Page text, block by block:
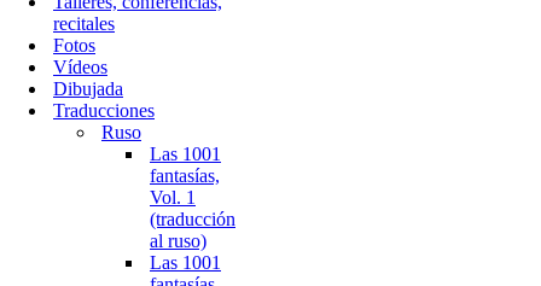
recitales
Fotos
Vídeos
Dibujada
Traducciones
Ruso
Las 1001
fantasías,
Vol. 1
(traducción
al ruso)
Las 1001